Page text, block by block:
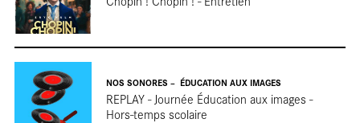
NOS SONORES ÉDUCATION AUX IMAGES
REPLAY - Journée Éducation aux images -
Hors-temps scolaire